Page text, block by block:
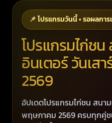
📌 โปรแกรมวันนี้ • รอผลกา
โปรแกรมไก่ช
อินเตอร์ วันเส
2569
อัปเดตโปรแกรมไก่ชน สนา
พฤษภาคม 2569 ครบทุกคู่